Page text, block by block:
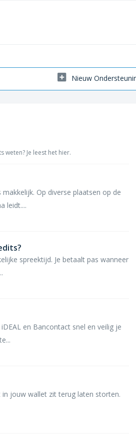
Nieuw
weten? Je leest het hier.
Op diverse plaatsen op de
leidt....
spreektijd. Je betaalt pas wanneer
en Bancontact snel en veilig je
jouw wallet zit terug laten storten.